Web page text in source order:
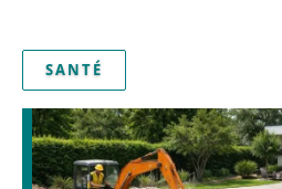
SANTÉ